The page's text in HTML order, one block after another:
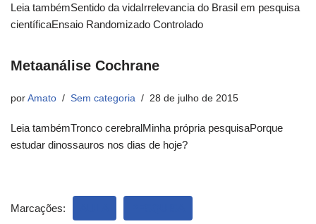
Leia tambémSentido da vidaIrrelevancia do Brasil em pesquisa
científicaEnsaio Randomizado Controlado
Metaanálise Cochrane
por Amato Sem categoria 28 de julho de 2015
Leia tambémTronco cerebralMinha própria pesquisaPorque
estudar dinossauros nos dias de hoje?
Marcações: